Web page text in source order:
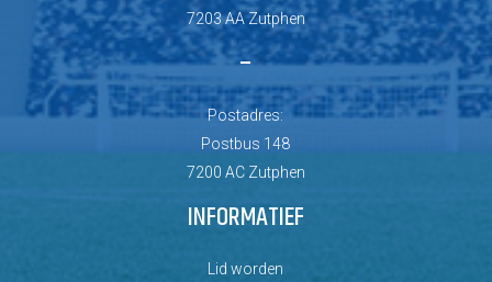
7203 AA Zutphen
–
Postadres:
Postbus 148
7200 AC Zutphen
INFORMATIEF
Lid worden